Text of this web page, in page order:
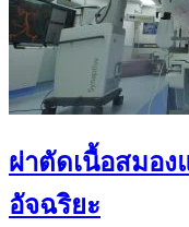
ผ่าตัดเนื้อสมอง
อัจฉริยะ